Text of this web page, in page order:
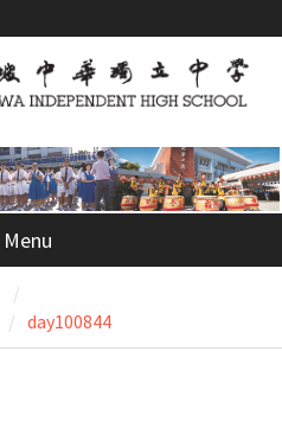
Menu
day100844